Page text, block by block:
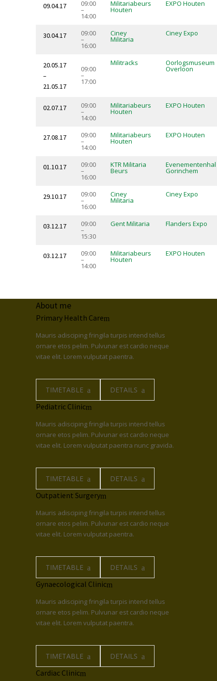
09.04.17 09:00
–
14:00
Militariabeurs
Houten
EXPO Houten
30.04.17 09:00
–
16:00
Ciney
Militaria
Ciney Expo
20.05.17
–
21.05.17
09:00
–
17:00
Militracks Oorlogsmuseum
Overloon
02.07.17 09:00
–
14:00
Militariabeurs
Houten
EXPO Houten
27.08.17 09:00
–
14:00
Militariabeurs
Houten
EXPO Houten
01.10.17 09:00
–
16:00
KTR Militaria
Beurs
Evenementenhal
Gorinchem
29.10.17 09:00
–
16:00
Ciney
Militaria
Ciney Expo
03.12.17 09:00
–
15:30
Gent Militaria Flanders Expo
03.12.17 09:00
–
14:00
Militariabeurs
Houten
EXPO Houten
About me
Primary Health Care
Mauris adisciping fringila turpis intend tellus
ornare etos pelim. Pulvunar est cardio neque
vitae elit. Lorem vulputat paentra.
TIMETABLE DETAILS
Pediatric Clinic
Mauris adisciping fringila turpis intend tellus
ornare etos pelim. Pulvunar est cardio neque
vitae elit. Lorem vulputat paentra nunc gravida.
TIMETABLE DETAILS
Outpatient Surgery
Mauris adisciping fringila turpis intend tellus
ornare etos pelim. Pulvunar est cardio neque
vitae elit. Lorem vulputat paentra.
TIMETABLE DETAILS
Gynaecological Clinic
Mauris adisciping fringila turpis intend tellus
ornare etos pelim. Pulvunar est cardio neque
vitae elit. Lorem vulputat paentra.
TIMETABLE DETAILS
Cardiac Clinic